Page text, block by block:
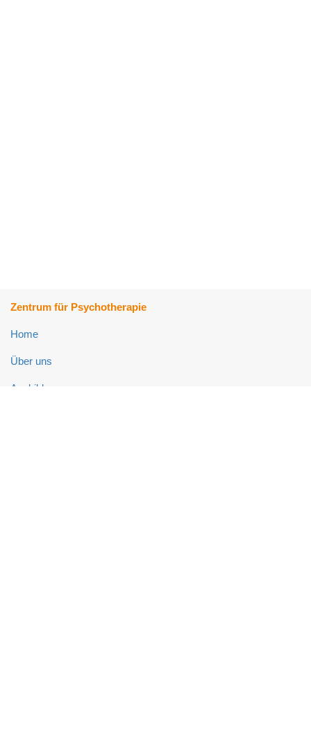
Zentrum für Psychotherapie
Home
Über uns
Ausbildung